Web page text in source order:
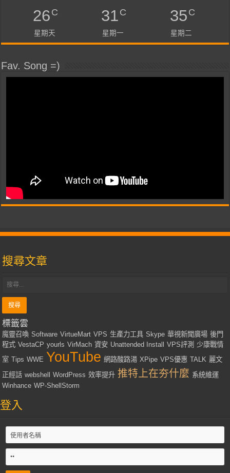
26C
星期天
31C
星期一
35C
星期二
Fav. Song =)
搜尋文章
標籤雲
魔靈召喚 Software VirtueMart VPS 生產力工具 Skype 華視新聞廣場 後門
程式 VestaCP yourls VirMach 資安 Unattended Install VPS評測 少康戰情
室 Tips WWE YouTube 網路酸路湯 XPipe VPS優惠 TALK 麗文
正經話 webshell WordPress 效率提升 推特上在夯什麼 系統維運
Winhance WP-ShellStorm
登入